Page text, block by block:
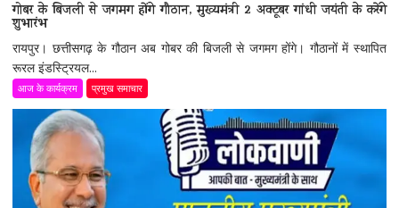
गोबर के बिजली से जगमग होंगे गौठान, मुख्यमंत्री 2 अक्टूबर गांधी जयंती के करेंगे
शुभारंभ
रायपुर। छत्तीसगढ़ के गौठान अब गोबर की बिजली से जगमग होंगे। गौठानों में स्थापित
रूरल इंडस्ट्रियल...
आज के कार्यक्रम प्रमुख समाचार